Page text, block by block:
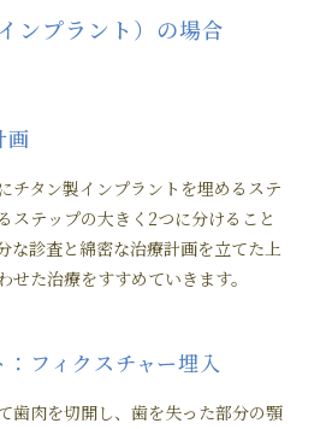
ンプラント）の場合
画
チタン製インプラントを埋めるステ
ステップの大きく2つに分けること
な診査と綿密な治療計画を立てた上
せた治療をすすめていきます。
フィクスチャー埋入
歯肉を切開し、歯を失った部分の顎